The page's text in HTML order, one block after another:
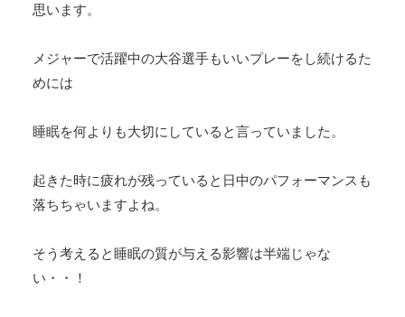
思います。
メジャーで活躍中の大谷選手もいいプレーをし続けるた
めには
睡眠を何よりも大切にしていると言っていました。
起きた時に疲れが残っていると日中のパフォーマンスも
落ちちゃいますよね。
そう考えると睡眠の質が与える影響は半端じゃな
い・・！